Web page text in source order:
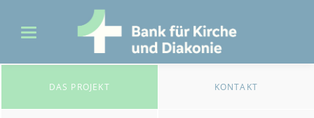
DAS PROJEKT KONTAKT